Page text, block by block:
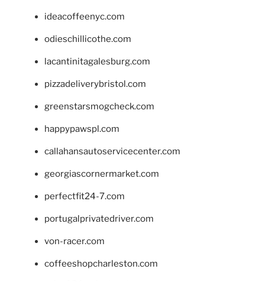
ideacoffeenyc.com
odieschillicothe.com
lacantinitagalesburg.com
pizzadeliverybristol.com
greenstarsmogcheck.com
happypawspl.com
callahansautoservicecenter.com
georgiascornermarket.com
perfectfit24-7.com
portugalprivatedriver.com
von-racer.com
coffeeshopcharleston.com